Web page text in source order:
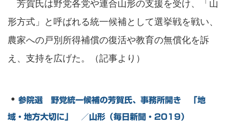
芳賀氏は野党各党や連合山形の支援を受け、「山
形方式」と呼ばれる統一候補として選挙戦を戦い、
農家への戸別所得補償の復活や教育の無償化を訴
え、支持を広げた。（記事より）
・ 参院選 野党統一候補の芳賀氏、事務所開き 「地
域・地方大切に」 ／山形（毎日新聞・2019）